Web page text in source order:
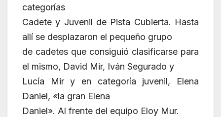
categorías
Cadete y Juvenil de Pista Cubierta. Hasta
allí se desplazaron el pequeño grupo
de cadetes que consiguió clasificarse para
el mismo, David Mir, Iván Segurado y
Lucía Mir y en categoría juvenil, Elena
Daniel, «la gran Elena
Daniel». Al frente del equipo Eloy Mur.